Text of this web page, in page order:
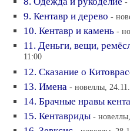
9. Кентавр и дерево -
10. Кентавр и камень -
11. Деньги, вещи,
11:00
12. Сказание о
13. Имена - новеллы,
14. Брачные нравы
15. Кентавриды -